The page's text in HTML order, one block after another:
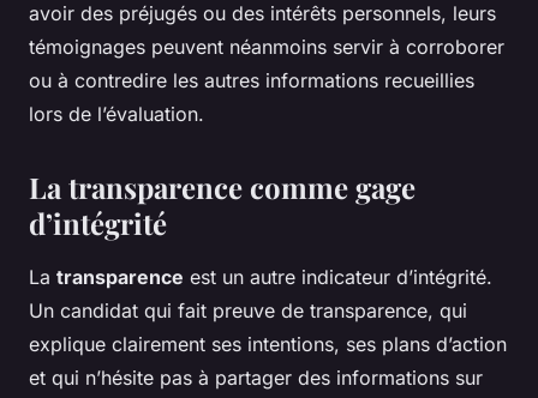
avoir des préjugés ou des intérêts personnels, leurs
témoignages peuvent néanmoins servir à corroborer
ou à contredire les autres informations recueillies
lors de l’évaluation.
La transparence comme gage
d’intégrité
La transparence est un autre indicateur d’intégrité.
Un candidat qui fait preuve de transparence, qui
explique clairement ses intentions, ses plans d’action
et qui n’hésite pas à partager des informations sur